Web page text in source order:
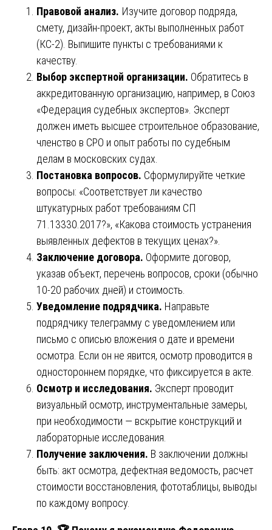
Правовой анализ. Изучите договор подряда,
смету, дизайн-проект, акты выполненных работ
(КС-2). Выпишите пункты с требованиями к
качеству.
Выбор экспертной организации. Обратитесь в
аккредитованную организацию, например, в Союз
«Федерация судебных экспертов». Эксперт
должен иметь высшее строительное образование,
членство в СРО и опыт работы по судебным
делам в московских судах.
Постановка вопросов. Сформулируйте четкие
вопросы: «Соответствует ли качество
штукатурных работ требованиям СП
71.13330.2017?», «Какова стоимость устранения
выявленных дефектов в текущих ценах?».
Заключение договора. Оформите договор,
указав объект, перечень вопросов, сроки (обычно
10-20 рабочих дней) и стоимость.
Уведомление подрядчика. Направьте
подрядчику телеграмму с уведомлением или
письмо с описью вложения о дате и времени
осмотра. Если он не явится, осмотр проводится в
одностороннем порядке, что фиксируется в акте.
Осмотр и исследования. Эксперт проводит
визуальный осмотр, инструментальные замеры,
при необходимости — вскрытие конструкций и
лабораторные исследования.
Получение заключения. В заключении должны
быть: акт осмотра, дефектная ведомость, расчет
стоимости восстановления, фототаблицы, выводы
по каждому вопросу.